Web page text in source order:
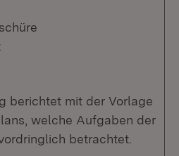
berichtet mit der Vorlage
welche Aufgaben der
betrachtet.